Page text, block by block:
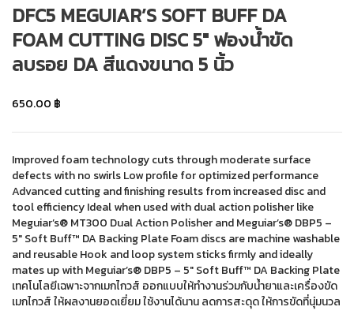
DFC5 MEGUIAR’S SOFT BUFF DA
FOAM CUTTING DISC 5″ ฟองน้ำขัด
ลบรอย DA สีแดงขนาด 5 นิ้ว
650.00 ฿
Improved foam technology cuts through moderate surface
defects with no swirls Low profile for optimized performance
Advanced cutting and finishing results from increased disc and
tool efficiency Ideal when used with dual action polisher like
Meguiar’s® MT300 Dual Action Polisher and Meguiar’s® DBP5 –
5″ Soft Buff™ DA Backing Plate Foam discs are machine washable
and reusable Hook and loop system sticks firmly and ideally
mates up with Meguiar’s® DBP5 – 5″ Soft Buff™ DA Backing Plate
เทคโนโลยีเฉพาะจากเมกไกวส์ ออกแบบให้ทำงานร่วมกับน้ำยาและเครื่องขัด
เมกไกวส์ ให้ผลงานยอดเยี่ยม ใช้งานได้นาน ลดการสะดุด ให้การขัดที่นุ่มนวล